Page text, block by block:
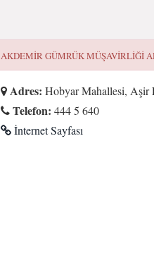
AKDEMİR GÜMRÜK MÜŞAVİRLİĞİ
Adres: Hobyar Mahallesi, Aşir
Telefon: 444 5 640
İnternet Sayfası